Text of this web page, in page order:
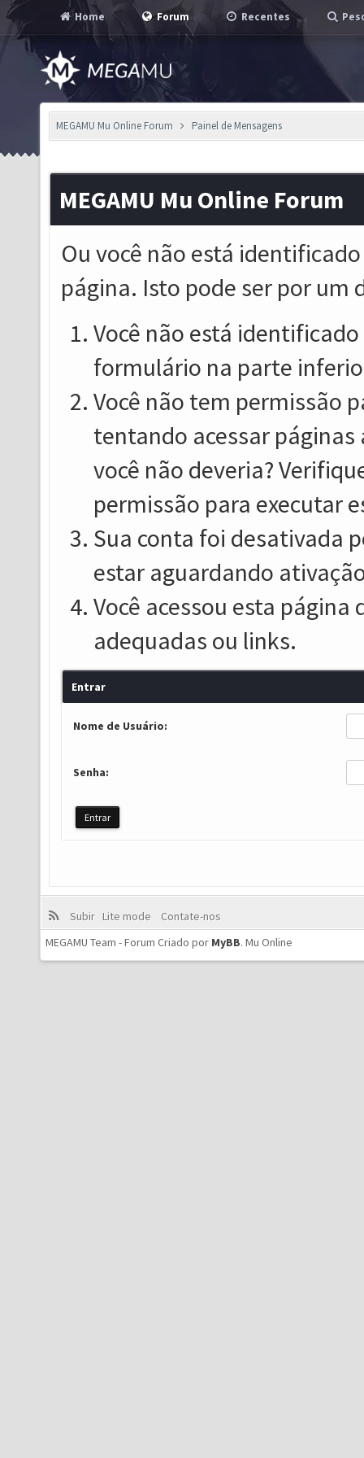
Home Forum Recentes
MEGAMU Mu Online Forum Painel de Mensagens
MEGAMU Mu Online Forum
Ou você não está
página. Isto pode ser por um
Você não está
formulário na parte
Você não tem permissão
tentando acessar
você não deveria?
permissão para executar
Sua conta foi desativada
estar aguardando
Você acessou esta
adequadas ou links.
Entrar
Nome de Usuário:
Senha:
Subir Lite mode
Contate-nos
MEGAMU Team - Forum Criado por MyBB. Mu Online